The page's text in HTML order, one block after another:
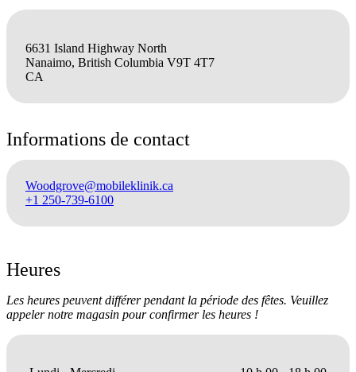
6631 Island Highway North
Nanaimo, British Columbia V9T 4T7
CA
Informations de contact
Woodgrove@mobileklinik.ca
+1 250-739-6100
Heures
Les heures peuvent différer pendant la période des fêtes. Veuillez
appeler notre magasin pour confirmer les heures !